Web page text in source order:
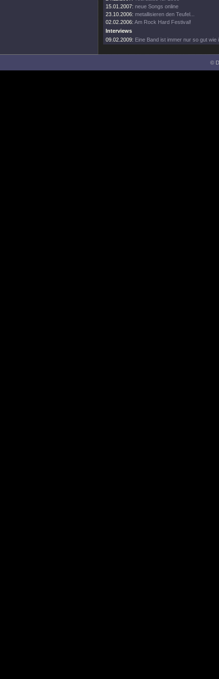
15.01.2007: neue Songs online
23.10.2006: metallisieren den Teufel...
02.02.2006: Am Rock Hard Festival!
Interviews
09.02.2009: Eine Band ist immer nur so gut wie
©